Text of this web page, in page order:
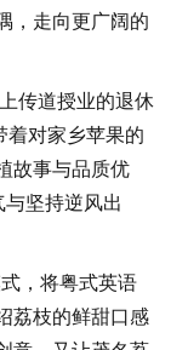
，走向更广阔的
传道授业的退休
着对家乡苹果的
故事与品质优
与坚持逆风出
，将粤式英语
荔枝的鲜甜口感